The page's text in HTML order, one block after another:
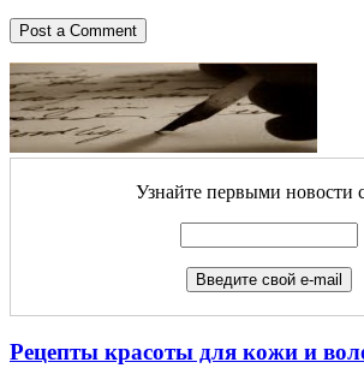
Узнайте первыми новости
Рецепты красоты для кожи и